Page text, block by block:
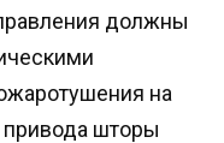
должны
на
привода шторы